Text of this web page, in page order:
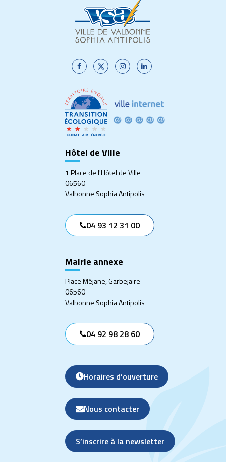
Lien
le
compte
Facebook
Lien
compte
Twitter
Lien
compte
Instagram
Lien
compte
Linkedin
Hôtel de Ville
1 Place de l'Hôtel de Ville
06560
Valbonne Sophia Antipolis
04 93 12 31 00
Mairie annexe
Place Méjane, Garbejaïre
06560
Valbonne Sophia Antipolis
04 92 98 28 60
Horaires d’ouverture
Nous contacter
S’inscrire à la newsletter